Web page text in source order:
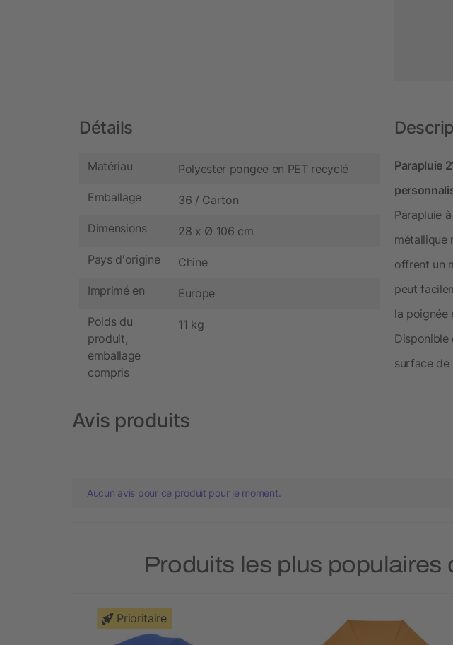
Détails
Matériau Polyester pongee en PET recyclé
Emballage 36 / Carton
Dimensions 28 x Ø 106 cm
Pays d'origine Chine
Imprimé en Europe
Poids du
produit,
emballage
compris
11 kg
Parapluie
Parapluie
métallique
offrent un
peut
la poignée
Disponible
surface de
Avis produits
Aucun avis pour ce produit pour le moment.
Produits les plus
Prioritaire